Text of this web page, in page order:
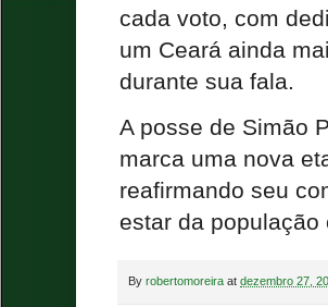
cada voto, com
um Ceará ainda
durante sua fala.
A posse de Simão
marca uma nova
reafirmando seu
estar da população
By robertomoreira at dezembro 27,